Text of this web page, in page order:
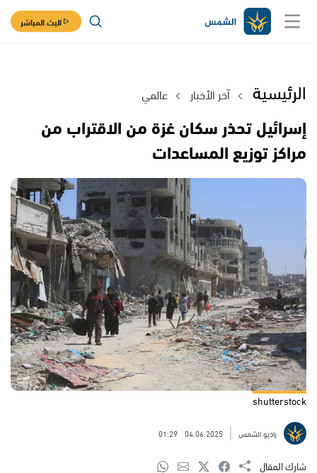
البث المباشر
الرئيسية آخر الأخبار عالمي
إسرائيل تحذر سكان غزة من الاقتراب من
مراكز توزيع المساعدات
shutterstock
راديو الشمس 04.06.2025
01:29
شارك المقال